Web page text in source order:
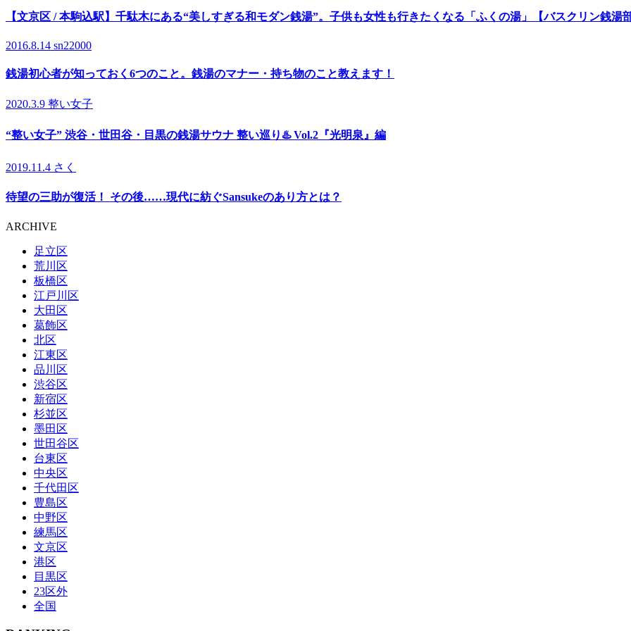
【文京区 / 本駒込駅】千駄木にある“美しすぎる和モダン銭湯”。子供も女性も行きたくなる「ふくの湯」【バスクリン銭湯
2016.8.14 sn22000
銭湯初心者が知っておく6つのこと。銭湯のマナー・持ち物のこと教えます！
2020.3.9 整い女子
“整い女子” 渋谷・世田谷・目黒の銭湯サウナ 整い巡り♨️ Vol.2『光明泉』編
2019.11.4 さく
待望の三助が復活！ その後……現代に紡ぐSansukeのあり方とは？
ARCHIVE
足立区
荒川区
板橋区
江戸川区
大田区
葛飾区
北区
江東区
品川区
渋谷区
新宿区
杉並区
墨田区
世田谷区
台東区
中央区
千代田区
豊島区
中野区
練馬区
文京区
港区
目黒区
23区外
全国